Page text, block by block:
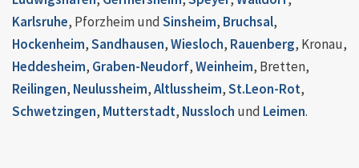
Karlsruhe, Pforzheim undSinsheim, Bruchsal,
Hockenheim,Sandhausen,Wiesloch, Rauenberg, Kronau,
Heddesheim, Graben-Neudorf,Weinheim, Bretten,
Reilingen, Neulussheim,Altlussheim,St.Leon-Rot,
Schwetzingen, Mutterstadt, Nussloch und Leimen.